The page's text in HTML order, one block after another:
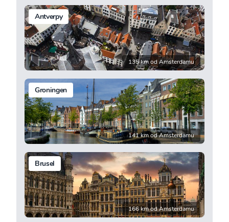
Antverpy
135 km od Amsterdamu
Groningen
141 km od Amsterdamu
Brusel
166 km od Amsterdamu